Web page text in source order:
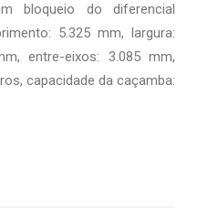
bloqueio do diferencial
5.325 mm, largura:
entre-eixos: 3.085 mm,
capacidade da caçamba: